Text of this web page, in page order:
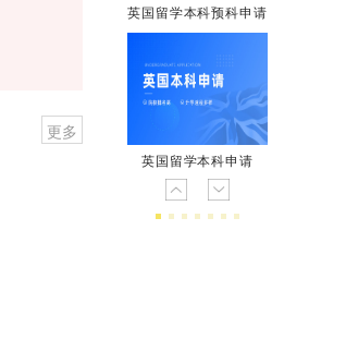
更多
英国留学本科预科申请
英国留学本科申请